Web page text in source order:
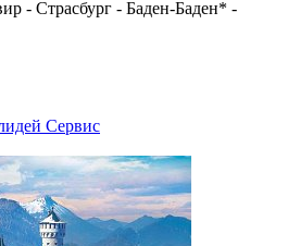
- Страсбург - Баден-Баден* -
Сервис